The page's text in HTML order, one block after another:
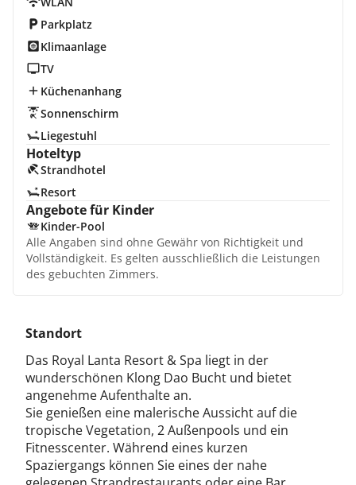
Parkplatz
Klimaanlage
TV
Küchenanhang
Sonnenschirm
Liegestuhl
Hoteltyp
Strandhotel
Resort
Angebote für Kinder
Kinder-Pool
Alle Angaben sind ohne Gewähr von Richtigkeit und
Vollständigkeit. Es gelten ausschließlich die Leistungen
des gebuchten Zimmers.
Standort
Das Royal Lanta Resort & Spa liegt in der
wunderschönen Klong Dao Bucht und bietet
angenehme Aufenthalte an.
Sie genießen eine malerische Aussicht auf die
tropische Vegetation, 2 Außenpools und ein
Fitnesscenter. Während eines kurzen
Spaziergangs können Sie eines der nahe